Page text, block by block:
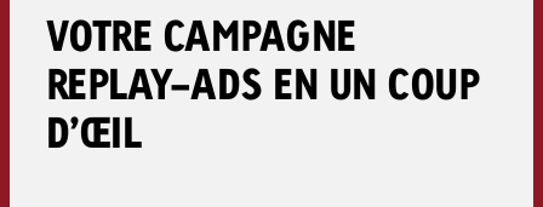
VOTRE CAMPAGNE
REPLAY-ADS EN UN COUP
D’ŒIL